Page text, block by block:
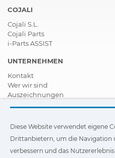
COJALI
Cojali S.L.
Cojali Parts
i-Parts ASSIST
UNTERNEHMEN
Kontakt
Wer wir sind
Auszeichnungen
Vertragshändler werden
Videos
FAQ - Häufig gestellte Fragen
Diese Website verwendet eigene
Drittanbietern, um die Navigation
verbessern und das